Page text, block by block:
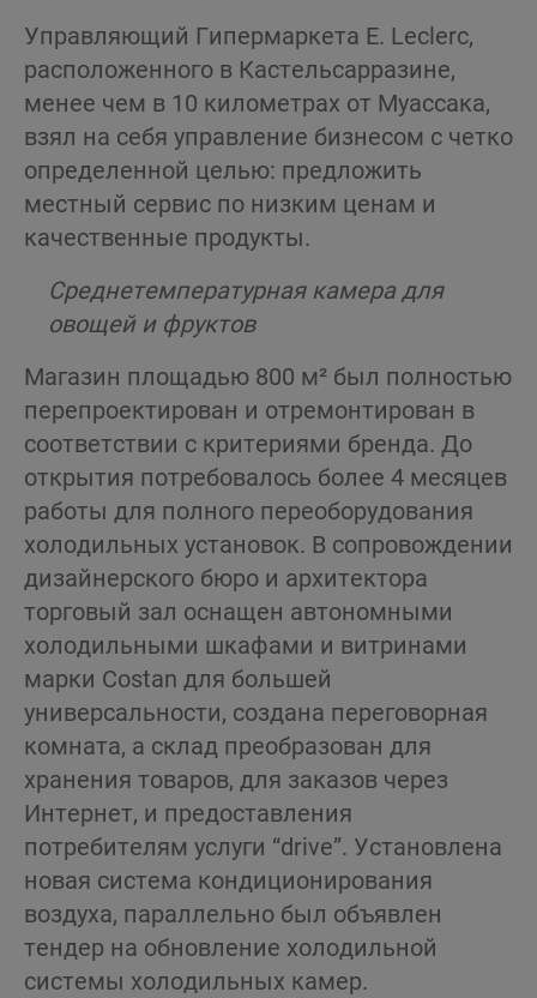
Управляющий Гипермаркета E. Leclerc,
расположенного в Кастельсарразине,
менее чем в 10 километрах от Муассака,
взял на себя управление бизнесом с четко
определенной целью: предложить
местный сервис по низким ценам и
качественные продукты.
Среднетемпературная камера для
овощей и фруктов
Магазин площадью 800 м² был полностью
перепроектирован и отремонтирован в
соответствии с критериями бренда. До
открытия потребовалось более 4 месяцев
работы для полного переоборудования
холодильных установок. В сопровождении
дизайнерского бюро и архитектора
торговый зал оснащен автономными
холодильными шкафами и витринами
марки Costan для большей
универсальности, создана переговорная
комната, а склад преобразован для
хранения товаров, для заказов через
Интернет, и предоставления
потребителям услуги “drive”. Установлена
новая система кондиционирования
воздуха, параллельно был объявлен
тендер на обновление холодильной
системы холодильных камер.